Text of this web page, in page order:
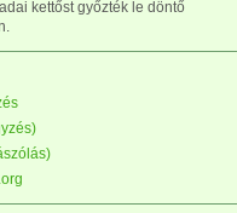
kettőst győzték le döntő